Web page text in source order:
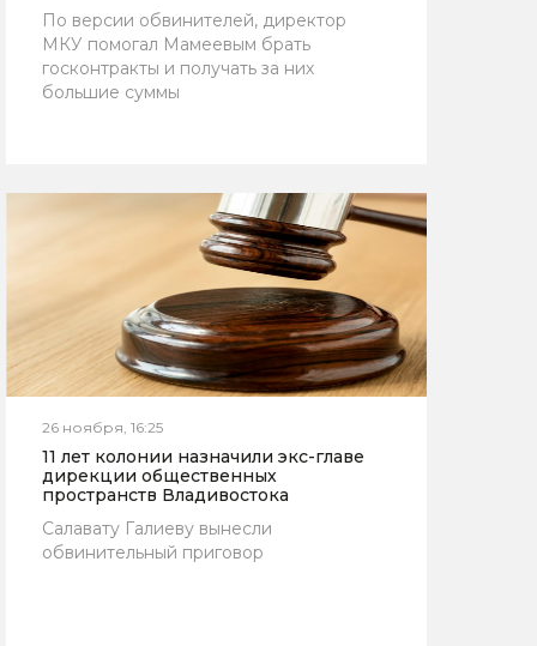
По версии обвинителей, директор
МКУ помогал Мамеевым брать
госконтракты и получать за них
большие суммы
26 ноября, 16:25
11 лет колонии назначили экс-главе
дирекции общественных
пространств Владивостока
Салавату Галиеву вынесли
обвинительный приговор